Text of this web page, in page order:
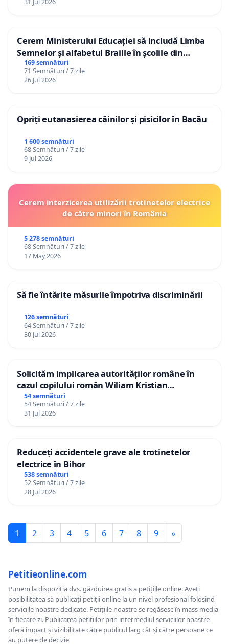
Cerem Ministerului Educației să includă Limba
Semnelor și alfabetul Braille în școlile din
Republica Moldova!
169 semnături
71 Semnături / 7 zile
26 Jul 2026
Opriți eutanasierea câinilor și pisicilor în Bacău
1 600 semnături
68 Semnături / 7 zile
9 Jul 2026
Cerem interzicerea utilizării trotinetelor electrice
de către minori în România
5 278 semnături
68 Semnături / 7 zile
17 May 2026
Să fie întărite măsurile împotriva discriminării
126 semnături
64 Semnături / 7 zile
30 Jul 2026
Solicităm implicarea autorităților române în
cazul copilului român Wiliam Kristian
Gheorghe, aflat în plasament în Danemarca de
12 ani
54 semnături
54 Semnături / 7 zile
31 Jul 2026
Reduceți accidentele grave ale trotinetelor
electrice în Bihor
538 semnături
52 Semnături / 7 zile
28 Jul 2026
1 2 3 4 5 6 7 8 9 »
Petitieonline.com
Punem la dispoziția dvs. găzduirea gratis a petițiile online. Aveți
posibilitatea să publicați petiții online la un nivel profesional folosind
serviciile noastre dedicate. Petițiile noastre se regăsesc în mass media
în fiecare zi. Publicarea petițiilor prin intermediul serviciilor noastre
oferă impact și vizibilitate către publicul larg cât și către persoane ce
au putere de decizie